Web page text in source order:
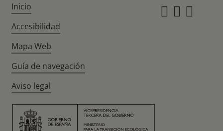
Inicio
Accesibilidad
Mapa Web
Guía de navegación
Aviso legal